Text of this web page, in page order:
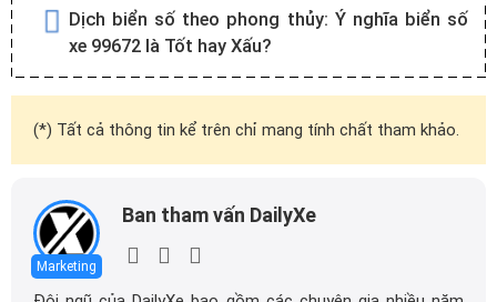
Dịch biển số theo phong thủy: Ý nghĩa biển số
xe 99672 là Tốt hay Xấu?
(*) Tất cả thông tin kể trên chỉ mang tính chất tham khảo.
Marketing
Ban tham vấn DailyXe